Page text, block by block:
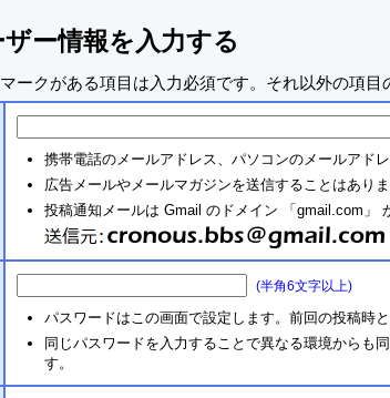
ー情報を入力する
ークがある項目は入力必須です。それ以外の項目
携帯電話のメールアドレス、パソコンのメールアド
広告メールやメールマガジンを送信することはありま
投稿通知メールは Gmail のドメイン 「gmail.com」
(半角6文字以上)
パスワードはこの画面で設定します。前回の投稿時
同じパスワードを入力することで異なる環境からも
す。